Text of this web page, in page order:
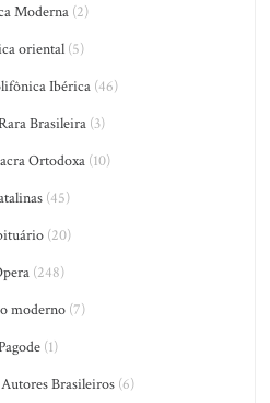
Moderna (2)
oriental (5)
Ibérica(46)
Brasileira (3)
Ortodoxa (10)
(45)
(20)
(248)
moderno (7)
(1)
Brasileiros(6)